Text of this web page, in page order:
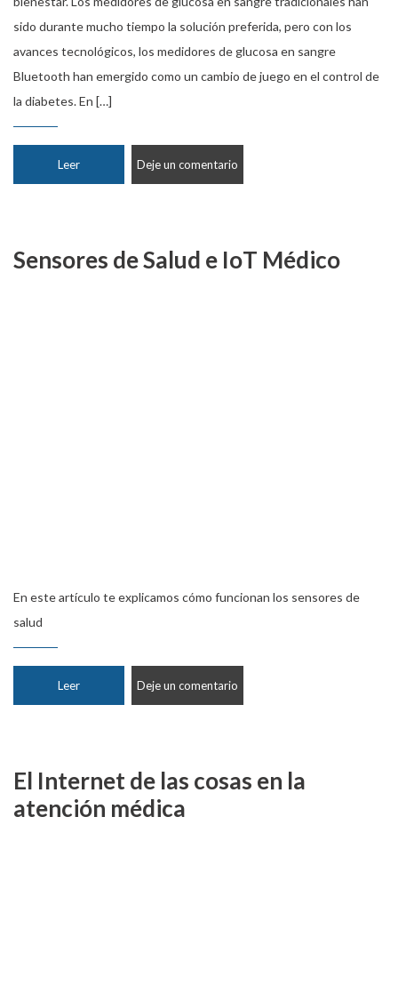
sido durante mucho tiempo la solución preferida, pero con los
avances tecnológicos, los medidores de glucosa en sangre
Bluetooth han emergido como un cambio de juego en el control de
la diabetes. En […]
Leer Deje un comentario
Sensores de Salud e IoT Médico
En este artículo te explicamos cómo funcionan los sensores de
salud
Leer Deje un comentario
El Internet de las cosas en la
atención médica